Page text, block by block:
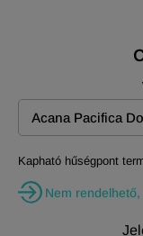
Kapható hűségpont
Nem